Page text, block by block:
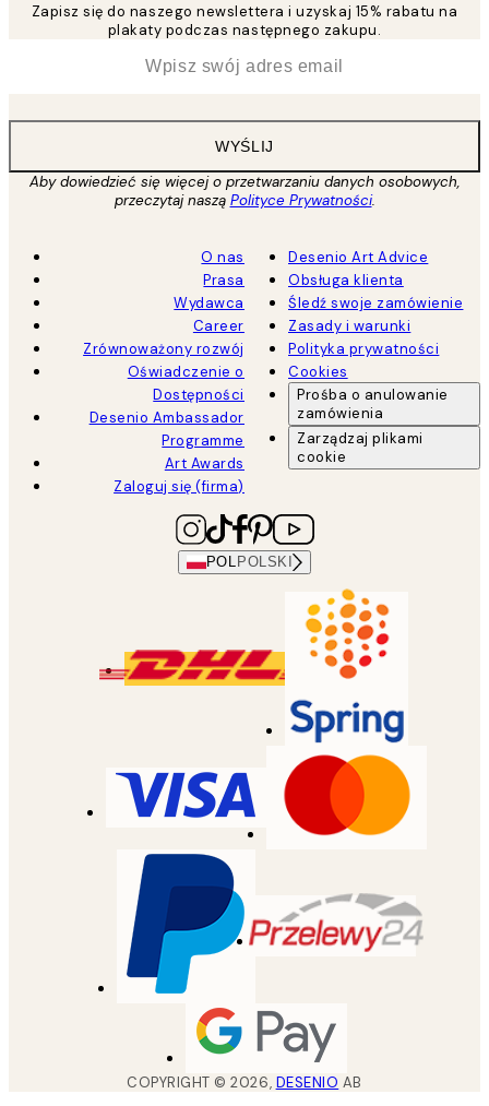
Zapisz się do naszego newslettera i uzyskaj 15% rabatu na
plakaty podczas następnego zakupu.
WYŚLIJ
Aby dowiedzieć się więcej o przetwarzaniu danych osobowych,
przeczytaj naszą Polityce Prywatności.
O nas
Prasa
Wydawca
Career
Zrównoważony rozwój
Oświadczenie o
Dostępności
Desenio Ambassador
Programme
Art Awards
Zaloguj się (firma)
Desenio Art Advice
Obsługa klienta
Śledź swoje zamówienie
Zasady i warunki
Polityka prywatności
Cookies
Prośba o anulowanie
zamówienia
Zarządzaj plikami
cookie
POL POLSKI
COPYRIGHT ©2026, DESENIO AB